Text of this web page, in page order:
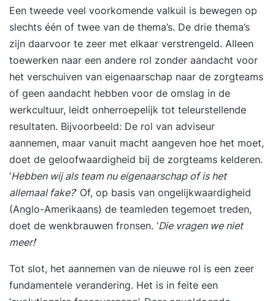
Een tweede veel voorkomende valkuil is bewegen op
slechts één of twee van de thema’s. De drie thema’s
zijn daarvoor te zeer met elkaar verstrengeld. Alleen
toewerken naar een andere rol zonder aandacht voor
het verschuiven van eigenaarschap naar de zorgteams
of geen aandacht hebben voor de omslag in de
werkcultuur, leidt onherroepelijk tot teleurstellende
resultaten. Bijvoorbeeld: De rol van adviseur
aannemen, maar vanuit macht aangeven hoe het moet,
doet de geloofwaardigheid bij de zorgteams kelderen.
‘Hebben wij als team nu eigenaarschap of is het
allemaal fake?’ Of, op basis van ongelijkwaardigheid
(Anglo-Amerikaans) de teamleden tegemoet treden,
doet de wenkbrauwen fronsen. ‘Die vragen we niet
meer!’
Tot slot, het aannemen van de nieuwe rol is een zeer
fundamentele verandering. Het is in feite een